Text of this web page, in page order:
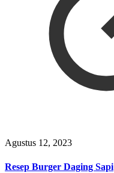
Agustus 12, 2023
Resep Burger Daging Sapi